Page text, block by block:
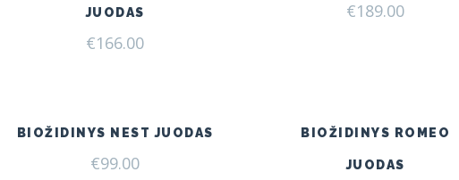
JUODAS
€166.00
€189.00
BIOŽIDINYS NEST JUODAS
€99.00
BIOŽIDINYS ROMEO
JUODAS